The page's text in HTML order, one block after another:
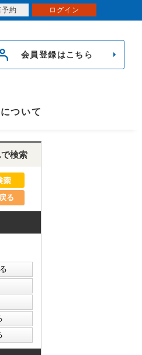
会員登録はこちら
ついて
検索
る
予約 ログイン